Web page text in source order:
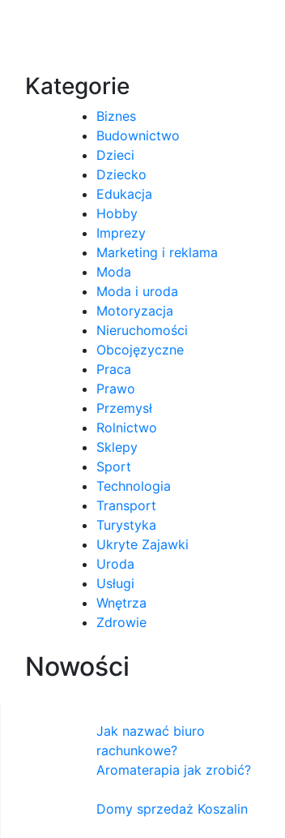
Kategorie
Biznes
Budownictwo
Dzieci
Dziecko
Edukacja
Hobby
Imprezy
Marketing i reklama
Moda
Moda i uroda
Motoryzacja
Nieruchomości
Obcojęzyczne
Praca
Prawo
Przemysł
Rolnictwo
Sklepy
Sport
Technologia
Transport
Turystyka
Ukryte Zajawki
Uroda
Usługi
Wnętrza
Zdrowie
Nowości
Jak nazwać biuro
rachunkowe?
Aromaterapia jak zrobić?
Domy sprzedaż Koszalin